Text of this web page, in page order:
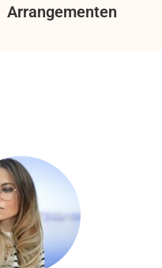
Arrangementen